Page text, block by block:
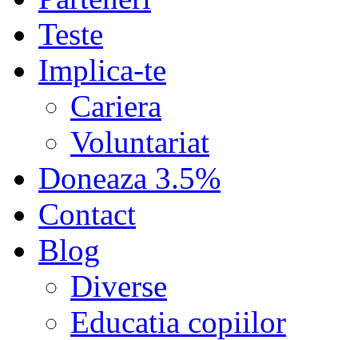
Teste
Implica-te
Cariera
Voluntariat
Doneaza 3.5%
Contact
Blog
Diverse
Educatia copiilor